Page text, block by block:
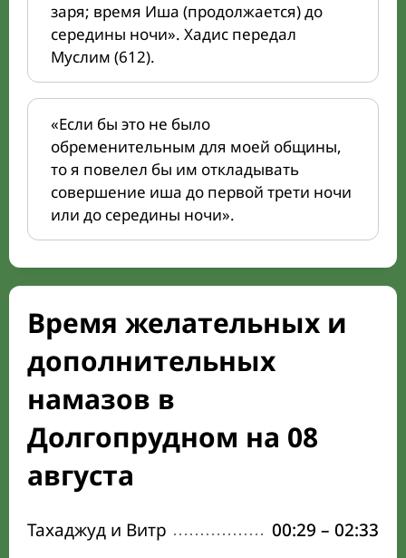
заря; время Иша (продолжается) до
середины ночи». Хадис передал
Муслим (612).
«Если бы это не было
обременительным для моей общины,
то я повелел бы им откладывать
совершение иша до первой трети ночи
или до середины ночи».
Время желательных и
дополнительных
намазов в
Долгопрудном на 08
августа
Тахаджуд и Витр 00:29 – 02:33